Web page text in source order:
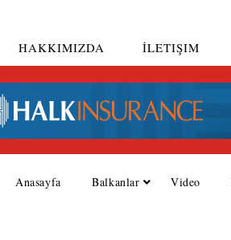
HAKKIMIZDA İLETIŞIM
Anasayfa Balkanlar Video